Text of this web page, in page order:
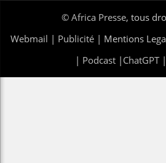
© Africa Presse, tous
Webmail | Publicité | Mentions
| Podcast| ChatGPT|